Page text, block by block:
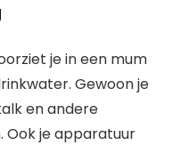
je in een mum
Gewoon je
en andere
je apparatuur